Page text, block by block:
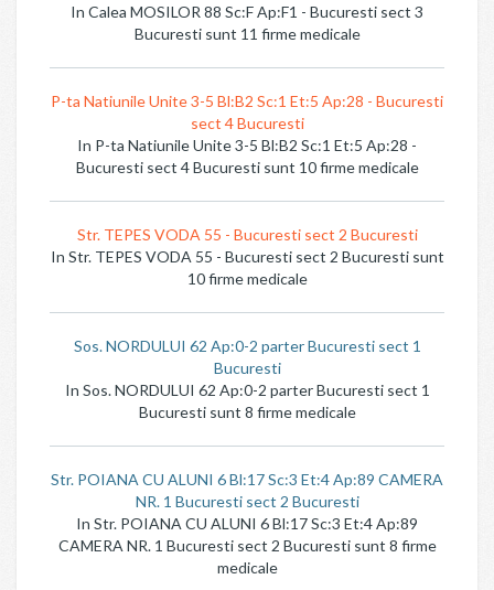
In Calea MOSILOR 88 Sc:F Ap:F1 - Bucuresti sect 3
Bucuresti sunt 11 firme medicale
P-ta Natiunile Unite 3-5 Bl:B2 Sc:1 Et:5 Ap:28 - Bucuresti
sect 4 Bucuresti
In P-ta Natiunile Unite 3-5 Bl:B2 Sc:1 Et:5 Ap:28 -
Bucuresti sect 4 Bucuresti sunt 10 firme medicale
Str. TEPES VODA 55 - Bucuresti sect 2 Bucuresti
In Str. TEPES VODA 55 - Bucuresti sect 2 Bucuresti sunt
10 firme medicale
Sos. NORDULUI 62 Ap:0-2 parter Bucuresti sect 1
Bucuresti
In Sos. NORDULUI 62 Ap:0-2 parter Bucuresti sect 1
Bucuresti sunt 8 firme medicale
Str. POIANA CU ALUNI 6 Bl:17 Sc:3 Et:4 Ap:89 CAMERA
NR. 1 Bucuresti sect 2 Bucuresti
In Str. POIANA CU ALUNI 6 Bl:17 Sc:3 Et:4 Ap:89
CAMERA NR. 1 Bucuresti sect 2 Bucuresti sunt 8 firme
medicale